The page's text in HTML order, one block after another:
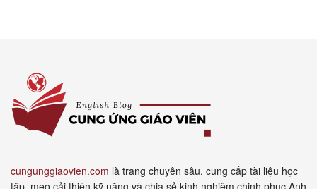
cungunggiaovien.com là trang chuyên sâu, cung cấp tài liệu học
tập, mẹo cải thiện kỹ năng và chia sẻ kinh nghiệm chinh phục Anh